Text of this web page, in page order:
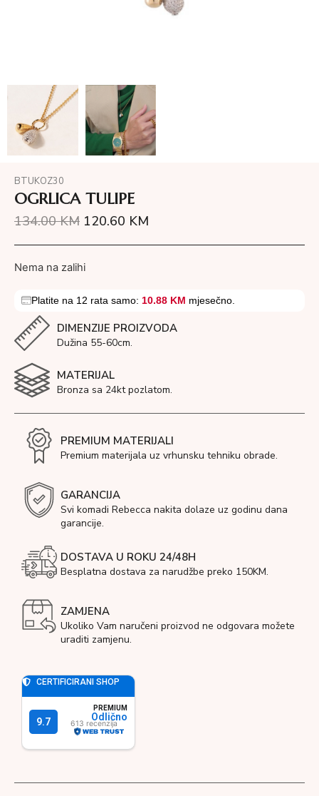
BTUKOZ30
OGRLICA TULIPE
134.00KM 120.60 KM
Nema na zalihi
Platite na 12 rata samo: 10.88 KM mjesečno.
DIMENZIJE PROIZVODA
Dužina 55-60cm.
MATERIJAL
Bronza sa 24kt pozlatom.
PREMIUM MATERIJALI
Premium materijala uz vrhunsku tehniku obrade.
GARANCIJA
Svi komadi Rebecca nakita dolaze uz godinu dana
garancije.
DOSTAVA U ROKU 24/48H
Besplatna dostava za narudžbe preko 150KM.
ZAMJENA
Ukoliko Vam naručeni proizvod ne odgovara možete
uraditi zamjenu.